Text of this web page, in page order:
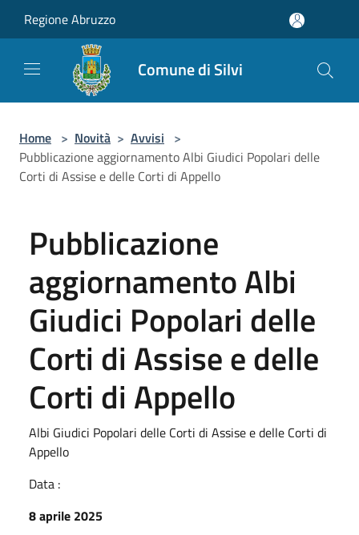
Regione Abruzzo
Comune di Silvi
Home > Novità > Avvisi >
Pubblicazione aggiornamento Albi Giudici Popolari delle
Corti di Assise e delle Corti di Appello
Pubblicazione
aggiornamento Albi
Giudici Popolari delle
Corti di Assise e delle
Corti di Appello
Albi Giudici Popolari delle Corti di Assise e delle Corti di
Appello
Data :
8 aprile 2025